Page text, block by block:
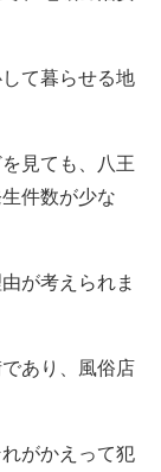
て暮らせる地
見ても、八王
件数が少な
が考えられま
あり、風俗店
がかえって犯